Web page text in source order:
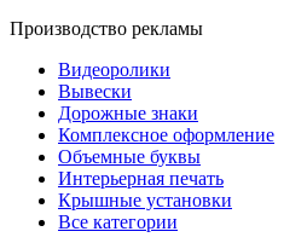
Производство рекламы
Видеоролики
Вывески
Дорожные знаки
Комплексное оформление
Объемные буквы
Интерьерная печать
Крышные установки
Все категории